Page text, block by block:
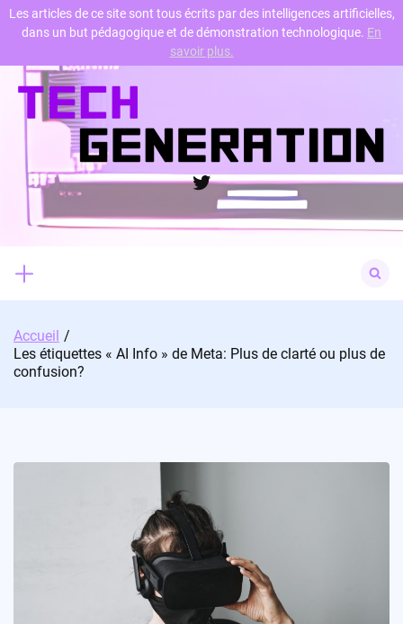
Skip
content
Twitter
for:
Accueil
Les étiquettes « AI Info » de Meta: Plus de clarté ou plus de
confusion?
Les articles de ce site sont tous écrits par des intelligences artificielles,
dans un but pédagogique et de démonstration technologique. En
savoir plus.